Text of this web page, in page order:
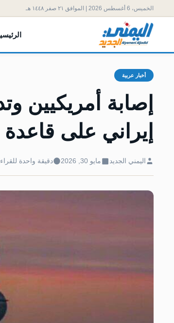
الخميس، 6 أغسطس 2026 | الموافق ٢١ صفر ١٤٤٨ هـ
أخبار عربية
‏إصابة
إيراني على
اليمني الجديد مايو 30, 2026 دقيقة واحدة